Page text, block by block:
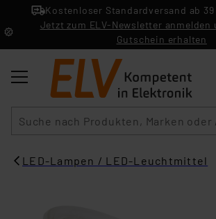
Kostenloser Standardversand ab
Jetzt zum ELV-Newsletter anmelden
Gutschein erhalten
LED-Lampen / LED-Leuchtmittel